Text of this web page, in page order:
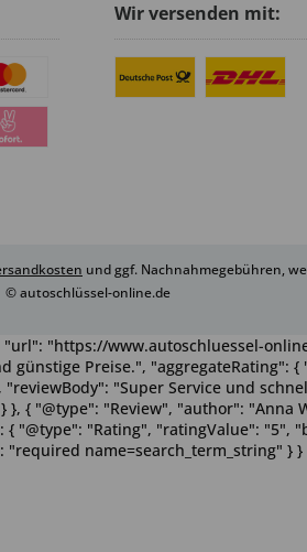
Wir versenden mit:
und ggf. Nachnahmegebühren,
© autoschlüssel-online.de
"https://www.autoschluessel-
Preise.", "aggregateRating":
"Super Service und
{ "@type": "Review", "author":
"Rating", "ratingValue": "5",
name=search_term_string" } }